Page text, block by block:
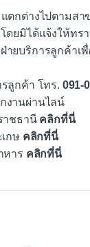
ตกต่างไปตามสา
ดยมิได้แจ้งให้ทร
ายบริการลูกค้าเ
ลูกค้า โทร. 091-
งานผ่านไลน์
าชธานี คลิกที่นี่
กษ คลิกที่นี่
หาร คลิกที่นี่